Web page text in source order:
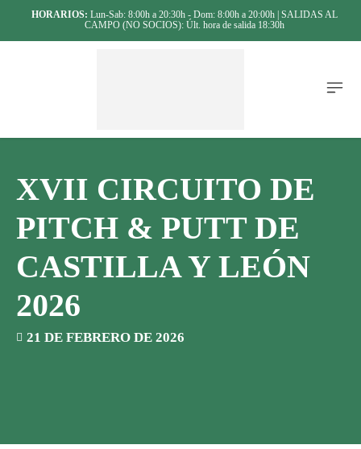
HORARIOS: Lun-Sab: 8:00h a 20:30h - Dom: 8:00h a 20:00h | SALIDAS AL
CAMPO (NO SOCIOS): Últ. hora de salida 18:30h
XVII CIRCUITO DE
PITCH & PUTT DE
CASTILLA Y LEÓN
2026
21 DE FEBRERO DE 2026